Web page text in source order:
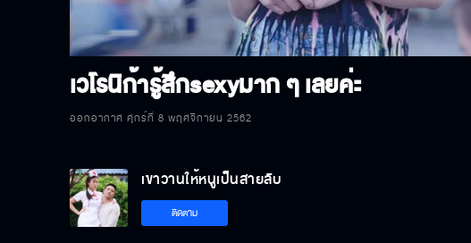
เวโรนิก้ารู้สึกsexyมาก ๆ เลยค่ะ
ออกอากาศ ศุกร์ที่ 8 พฤศจิกายน 2562
เขาวานให้หนูเป็นสายลับ
ติดตาม